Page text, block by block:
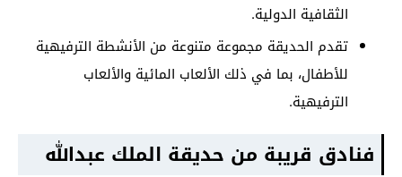
الثقافية الدولية.
تقدم الحديقة مجموعة متنوعة من الأنشطة الترفيهية
للأطفال، بما في ذلك الألعاب المائية والألعاب
الترفيهية.
فنادق قريبة من حديقة الملك عبدالله